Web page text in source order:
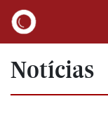
Notícias